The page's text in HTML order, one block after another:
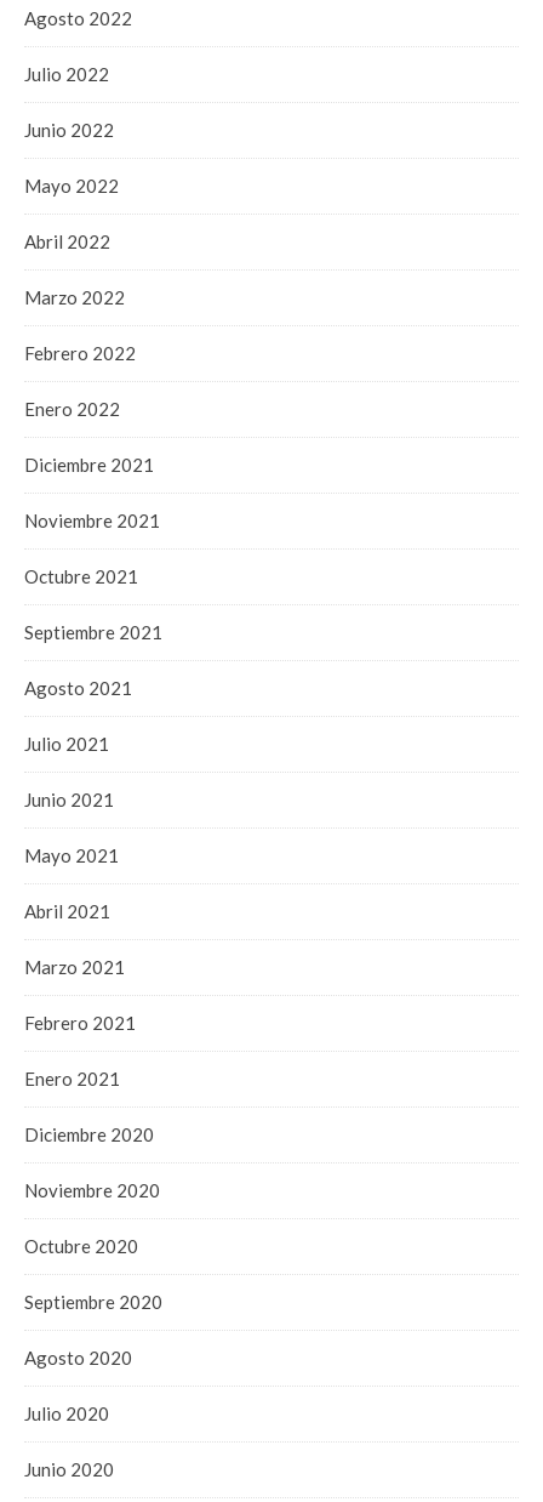
Agosto 2022
Julio 2022
Junio 2022
Mayo 2022
Abril 2022
Marzo 2022
Febrero 2022
Enero 2022
Diciembre 2021
Noviembre 2021
Octubre 2021
Septiembre 2021
Agosto 2021
Julio 2021
Junio 2021
Mayo 2021
Abril 2021
Marzo 2021
Febrero 2021
Enero 2021
Diciembre 2020
Noviembre 2020
Octubre 2020
Septiembre 2020
Agosto 2020
Julio 2020
Junio 2020